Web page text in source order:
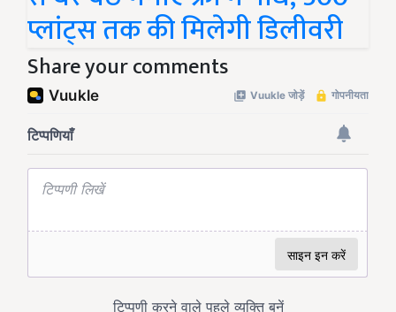
प्लांट्स तक की मिलेगी डिलीवरी
Share your comments